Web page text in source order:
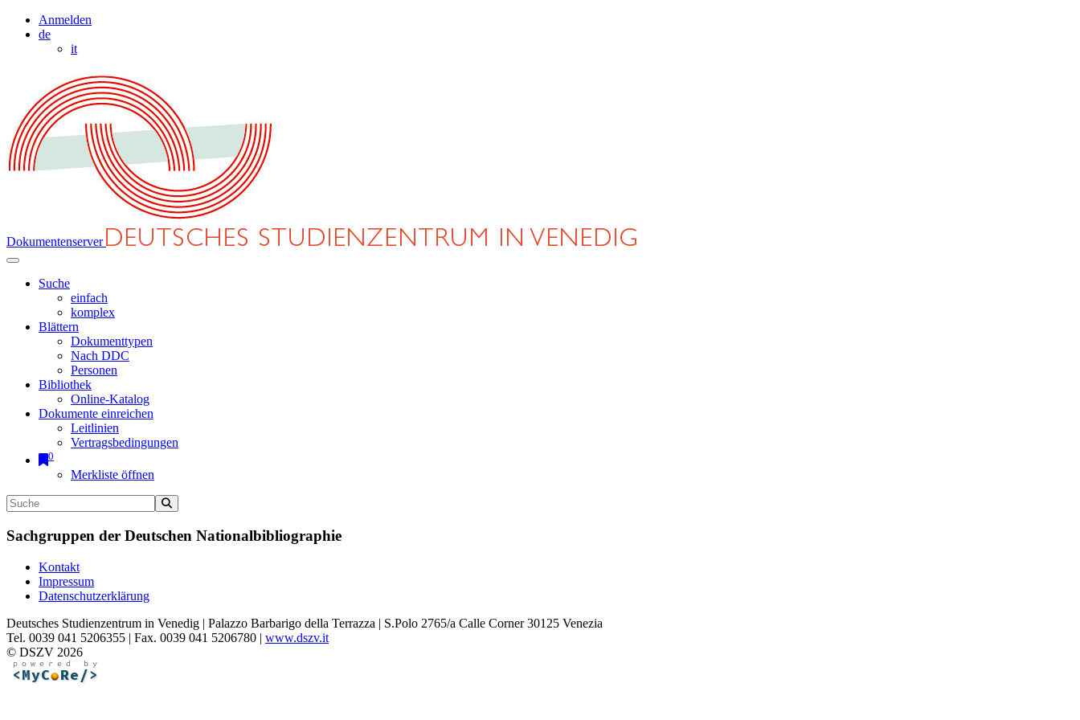
Anmelden
de
it
Dokumentenserver
Suche
einfach
komplex
Blättern
Dokumenttypen
Nach DDC
Personen
Bibliothek
Online-Katalog
Dokumente einreichen
Leitlinien
Vertragsbedingungen
0
Merkliste öffnen
Sachgruppen der Deutschen Nationalbibliographie
Kontakt
Impressum
Datenschutzerklärung
Deutsches Studienzentrum in Venedig | Palazzo Barbarigo della Terrazza | S.Polo 2765/a Calle Corner 30125 Venezia
Tel. 0039 041 5206355 | Fax. 0039 041 5206780 | www.dszv.it
© DSZV 2026